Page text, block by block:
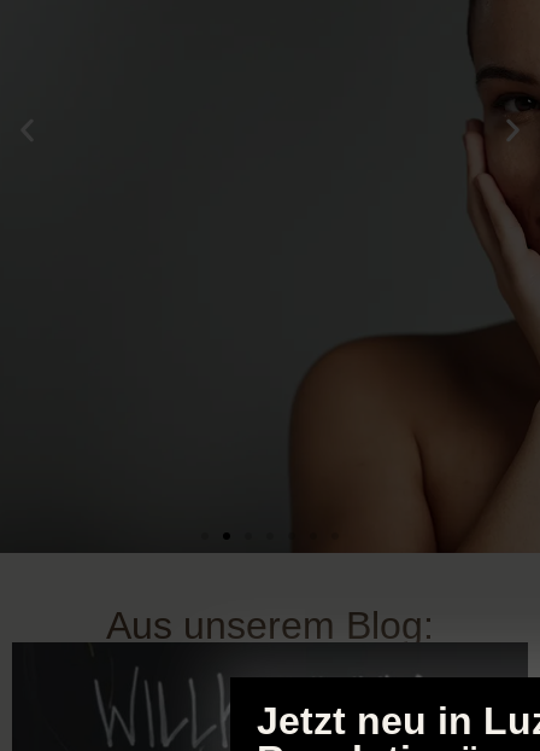
"Ich litt unter hartnäckigen Unreinheiten und suchte nach
einer Lösung, als ich das Schönheitsatelier Susanne Khan
Aus unserem Blog:
Jetzt neu in